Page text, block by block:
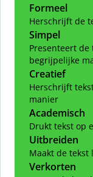
Formeel
Herschrijft de
Simpel
Presenteert
begrijpelijke
Creatief
Herschrijft
manier
Academisch
Drukt tekst op
Uitbreiden
Maakt de tekst
Verkorten